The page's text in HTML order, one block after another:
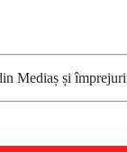
Mediaș și